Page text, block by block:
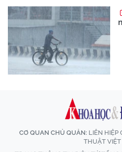
CƠ QUAN CHỦ QUẢN: LIÊN HIỆP
THUẬT